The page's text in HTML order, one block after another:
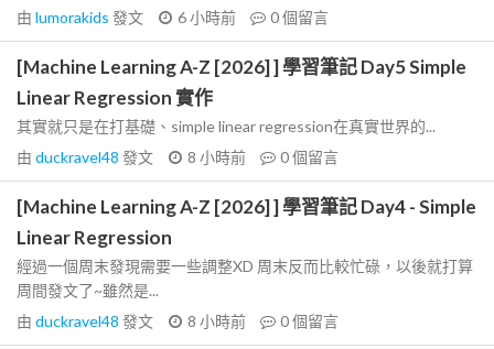
由 lumorakids 發文 6 小時前 0個留言
[Machine Learning A-Z [2026] ] 學習筆記 Day5 Simple
Linear Regression 實作
其實就只是在打基礎、simple linear regression在真實世界的...
由 duckravel48 發文 8 小時前 0個留言
[Machine Learning A-Z [2026] ] 學習筆記 Day4 - Simple
Linear Regression
經過一個周末發現需要一些調整XD 周末反而比較忙碌，以後就打算
周間發文了~雖然是...
由 duckravel48 發文 8 小時前 0個留言